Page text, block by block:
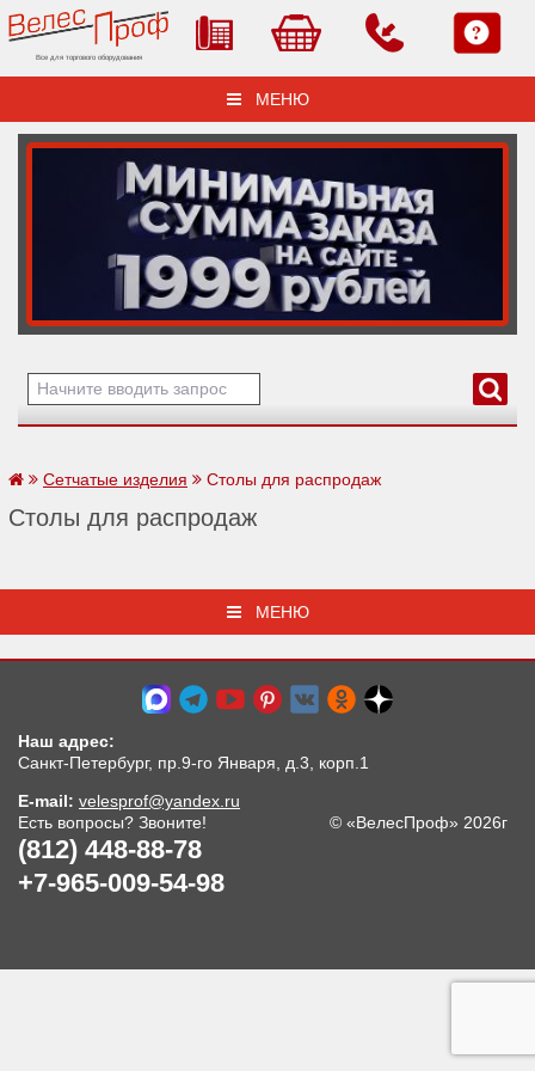
Все для торгового оборудования
МЕНЮ
Сетчатые изделия Столы для распродаж
Столы для распродаж
МЕНЮ
Наш адрес:
Санкт-Петербург, пр.9-го Января, д.3, корп.1
E-mail: velesprof@yandex.ru
Есть вопросы? Звоните!
(812) 448-88-78
+7-965-009-54-98
© «ВелесПроф» 2026г